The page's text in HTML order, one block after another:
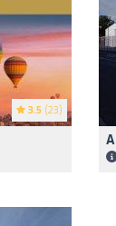
3.5 (23)